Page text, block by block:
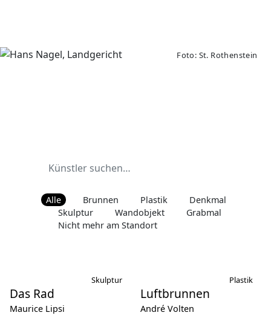
Foto: St. Rothenstein
Alle Brunnen Plastik
Denkmal
Skulptur
Wandobjekt
Grabmal
Nicht mehr am Standort
Das Rad
Skulptur
Maurice Lipsi
Luftbrunnen
Plastik
André Volten